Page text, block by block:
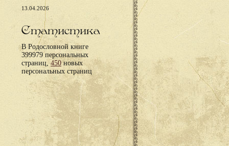
13.04.2026
Статистика
В Родословной книге
399979 персональных
страниц,450новых
персональных страниц